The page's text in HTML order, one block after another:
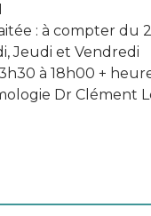
: à compter du
Jeudi et Vendredi
à 18h00 +
Dr